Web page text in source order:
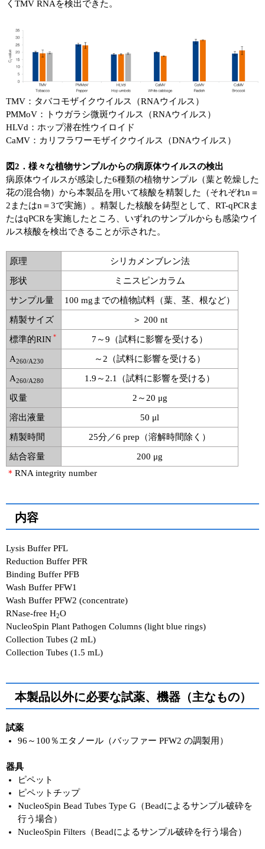
くTMV RNAを検出できた。
TMV：タバコモザイクウイルス（RNAウイルス）
PMMoV：トウガラシ微斑ウイルス（RNAウイルス）
HLVd：ホップ潜在性ウイロイド
CaMV：カリフラワーモザイクウイルス（DNAウイルス）
図2．様々な植物サンプルからの病原体ウイルスの検出
病原体ウイルスが感染した6種類の植物サンプル（葉と乾燥した
花の混合物）から本製品を用いて核酸を精製した（それぞれn＝
2またはn＝3で実施）。精製した核酸を鋳型として、RT-qPCRま
たはqPCRを実施したところ、いずれのサンプルからも感染ウイ
ルス核酸を検出できることが示された。
原理 シリカメンブレン法
形状 ミニスピンカラム
サンプル量 100 mgまでの植物試料（葉、茎、根など）
精製サイズ ＞ 200 nt
標準的RIN ＊ 7～9（試料に影響を受ける）
A260/A230 ～2（試料に影響を受ける）
A260/A280 1.9～2.1（試料に影響を受ける）
収量 2～20 μg
溶出液量 50 μl
精製時間 25分／6 prep（溶解時間除く）
結合容量
200 μg
＊ RNA integrity number
内容
Lysis Buffer PFL
Reduction Buffer PFR
Binding Buffer PFB
Wash Buffer PFW1
Wash Buffer PFW2 (concentrate)
RNase-free H2O
NucleoSpin Plant Pathogen Columns (light blue rings)
Collection Tubes (2 mL)
Collection Tubes (1.5 mL)
本製品以外に必要な試薬、機器（主なもの）
試薬
96～100％エタノール（バッファー PFW2 の調製用）
器具
ピペット
ピペットチップ
NucleoSpin Bead Tubes Type G（Beadによるサンプル破砕を
行う場合）
NucleoSpin Filters（Beadによるサンプル破砕を行う場合）